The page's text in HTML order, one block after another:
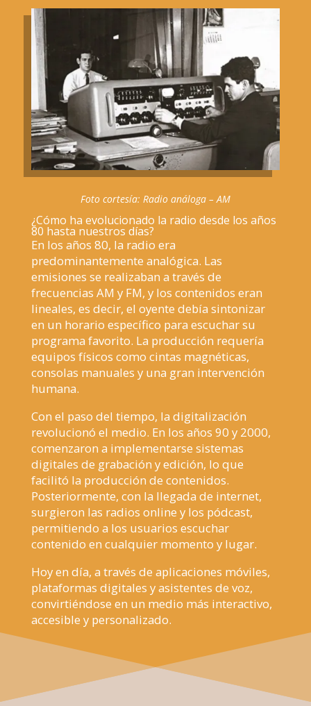
Foto cortesía: Radio análoga – AM
¿Cómo ha evolucionado la radio desde los años
80 hasta nuestros días?
En los años 80, la radio era
predominantemente analógica. Las
emisiones se realizaban a través de
frecuencias AM y FM, y los contenidos eran
lineales, es decir, el oyente debía sintonizar
en un horario específico para escuchar su
programa favorito. La producción requería
equipos físicos como cintas magnéticas,
consolas manuales y una gran intervención
humana.
Con el paso del tiempo, la digitalización
revolucionó el medio. En los años 90 y 2000,
comenzaron a implementarse sistemas
digitales de grabación y edición, lo que
facilitó la producción de contenidos.
Posteriormente, con la llegada de internet,
surgieron las radios online y los pódcast,
permitiendo a los usuarios escuchar
contenido en cualquier momento y lugar.
Hoy en día, a través de aplicaciones móviles,
plataformas digitales y asistentes de voz,
convirtiéndose en un medio más interactivo,
accesible y personalizado.